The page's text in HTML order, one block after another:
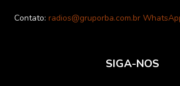
Contato: radios@gruporba.com.br
SIGA-NOS